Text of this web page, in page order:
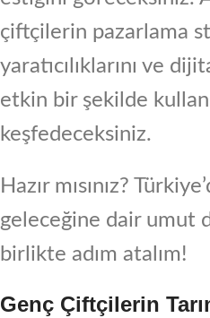
çiftçilerin pazarlama
yaratıcılıklarını ve
etkin bir şekilde
keşfedeceksiniz.
Hazır mısınız?
geleceğine dair umut
birlikte adım atalım!
Genç Çiftçilerin